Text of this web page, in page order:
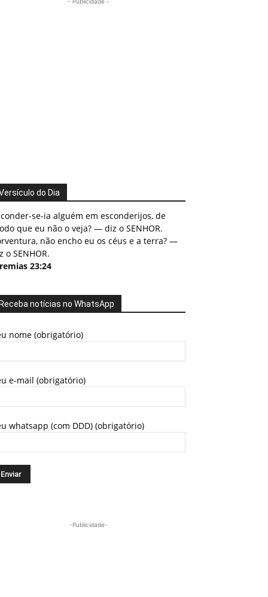
do Dia
se-ia alguém em esconderijos, de
que eu não o veja? — diz o SENHOR.
não encho eu os céus e a terra? —
o SENHOR.
23:24
notícias no WhatsApp
nome (obrigatório)
e-mail (obrigatório)
whatsapp (com DDD) (obrigatório)
-Publicidade-